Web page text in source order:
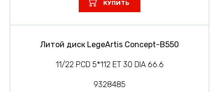
КУПИТЬ
Литой диск LegeArtis Concept-B550
11/22 PCD 5*112 ET 30 DIA 66.6
9328485